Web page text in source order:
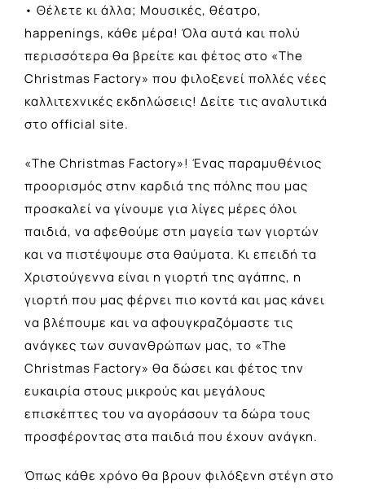
• Θέλετε κι άλλα; Μουσικές, θέατρο,
happenings, κάθε μέρα! Όλα αυτά και πολύ
περισσότερα θα βρείτε και φέτος στο «The
Christmas Factory» που φιλοξενεί πολλές νέες
καλλιτεχνικές εκδηλώσεις! Δείτε τις αναλυτικά
στο official site.
«The Christmas Factory»! Ένας παραμυθένιος
προορισμός στην καρδιά της πόλης που μας
προσκαλεί να γίνουμε για λίγες μέρες όλοι
παιδιά, να αφεθούμε στη μαγεία των γιορτών
και να πιστέψουμε στα θαύματα. Κι επειδή τα
Χριστούγεννα είναι η γιορτή της αγάπης, η
γιορτή που μας φέρνει πιο κοντά και μας κάνει
να βλέπουμε και να αφουγκραζόμαστε τις
ανάγκες των συνανθρώπων μας, το «The
Christmas Factory» θα δώσει και φέτος την
ευκαιρία στους μικρούς και μεγάλους
επισκέπτες του να αγοράσουν τα δώρα τους
προσφέροντας στα παιδιά που έχουν ανάγκη.
Όπως κάθε χρόνο θα βρουν φιλόξενη στέγη στο